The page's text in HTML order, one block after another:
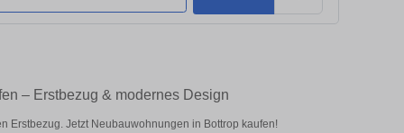
– Erstbezug & modernes Design
Erstbezug. Jetzt Neubauwohnungen in Bottrop kaufen!